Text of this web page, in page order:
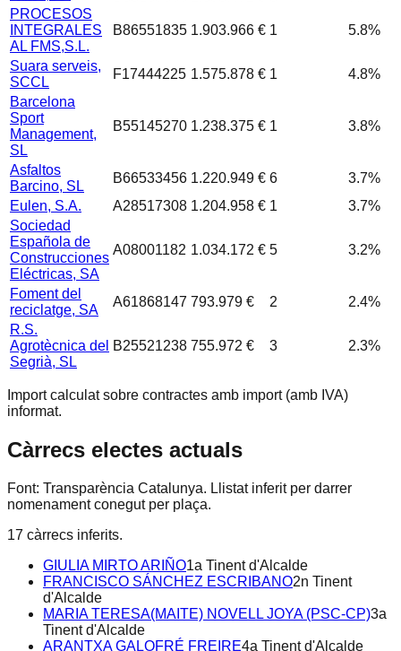
PROCESOS
INTEGRALES
AL FMS,S.L.
B86551835 1.903.966 € 1 5.8%
Suara serveis,
SCCL
F17444225 1.575.878 € 1 4.8%
Barcelona
Sport
Management,
SL
B55145270 1.238.375 € 1 3.8%
Asfaltos
Barcino, SL
B66533456 1.220.949 € 6 3.7%
Eulen, S.A.
A28517308 1.204.958 € 1 3.7%
Sociedad
Española de
Construcciones
Eléctricas, SA
A08001182 1.034.172 € 5 3.2%
Foment del
reciclatge, SA
A61868147 793.979 € 2 2.4%
R.S.
Agrotècnica del
Segrià, SL
B25521238 755.972 € 3 2.3%
Import calculat sobre contractes amb import (amb IVA)
informat.
Càrrecs electes actuals
Font: Transparència Catalunya. Llistat inferit per darrer
nomenament conegut per plaça.
17 càrrecs inferits.
GIULIA MIRTO ARIÑO1a Tinent d'Alcalde
FRANCISCO SÁNCHEZ ESCRIBANO2n Tinent
d'Alcalde
MARIA TERESA(MAITE) NOVELL JOYA (PSC-CP)3a
Tinent d'Alcalde
ARANTXA GALOFRÉ FREIRE4a Tinent d'Alcalde